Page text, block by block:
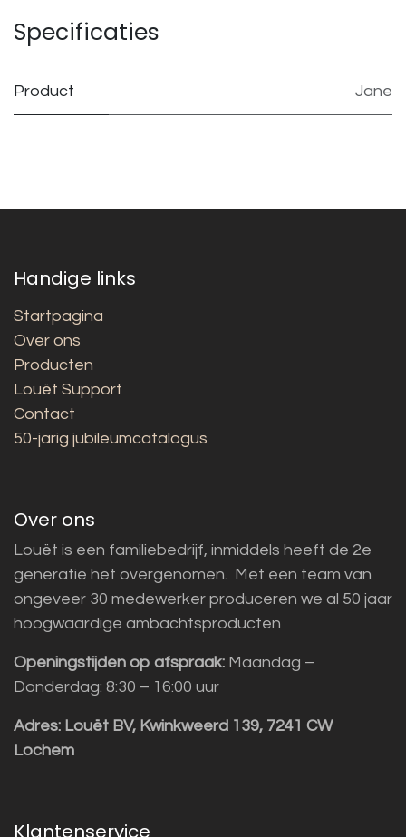
Specificaties
Product Jane
Handige links
Startpagina
Over ons
Producten
Louët Support
Contact
50-jarig jubileumcatalogus
Over ons
Louët is een familiebedrijf, inmiddels heeft de 2e
generatie het overgenomen. Met een team van
ongeveer 30 medewerker produceren we al 50 jaar
hoogwaardige ambachtsproducten
Openingstijden op afspraak: Maandag –
Donderdag: 8:30 – 16:00 uur
Adres: Louët BV, Kwinkweerd 139, 7241 CW
Lochem
Klantenservice